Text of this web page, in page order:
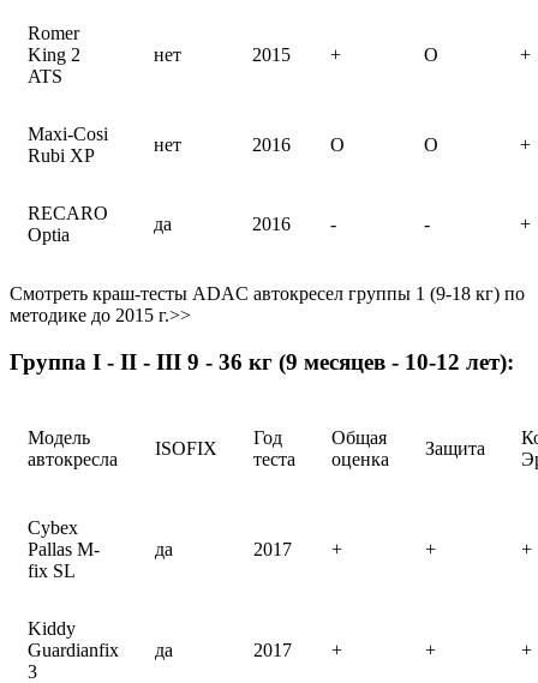
Romer
King 2
ATS
нет 2015 + O +
Maxi-Cosi
Rubi XP
нет 2016 O O +
RECARO
Optia
да 2016 - - +
Смотреть краш-тесты ADAC автокресел группы 1 (9-18 кг) по
методике до 2015 г.>>
Группа I - II - III 9 - 36 кг (9 месяцев - 10-12 лет):
Модель
автокресла
ISOFIX
Год
теста
Общая
оценка
Защита
Cybex
Pallas M-
fix SL
да 2017 + + +
Kiddy
Guardianfix
3
да 2017 + + +